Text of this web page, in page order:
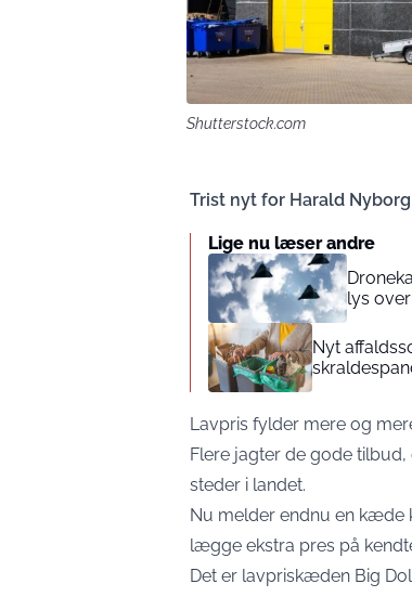
Shutterstock.com
Trist nyt for Harald Nyborg
Lige nu læser andre
lys
Nyt
Lavpris fylder mere og
Flere jagter de gode
steder i landet.
Nu melder endnu en kæde
lægge ekstra pres på
Det er lavpriskæden Big